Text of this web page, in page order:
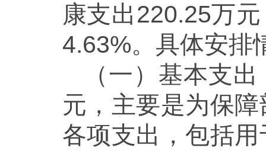
康支出220.25万
4.63%。具体安排
（一）基本支
元，主要是为保
各项支出，包括